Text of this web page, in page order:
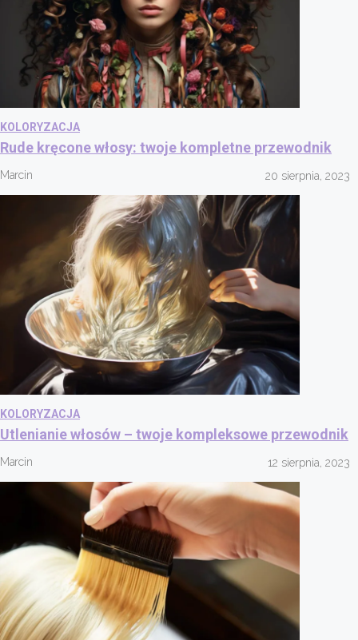
KOLORYZACJA
Rude kręcone włosy: twoje kompletne przewodnik
Marcin 20 sierpnia, 2023
KOLORYZACJA
Utlenianie włosów – twoje kompleksowe przewodnik
Marcin 12 sierpnia, 2023